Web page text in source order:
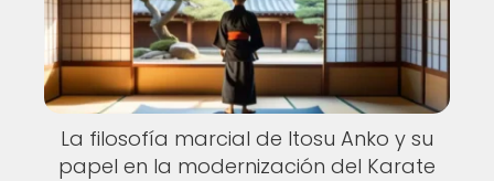
La filosofía marcial de Itosu Anko y su
papel en la modernización del Karate